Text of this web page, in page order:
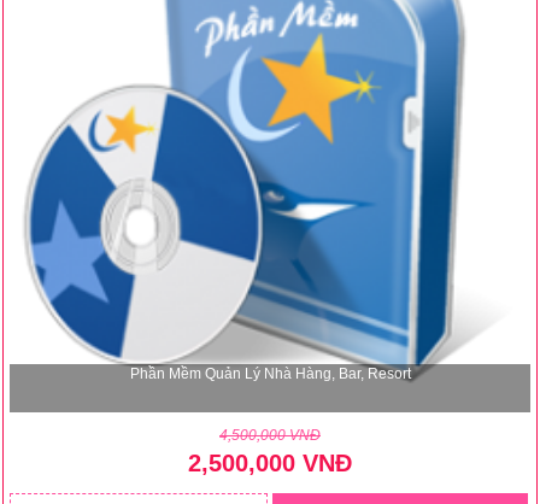
Phần Mềm Quản Lý Nhà Hàng, Bar, Resort
4,500,000 VNĐ
2,500,000 VNĐ